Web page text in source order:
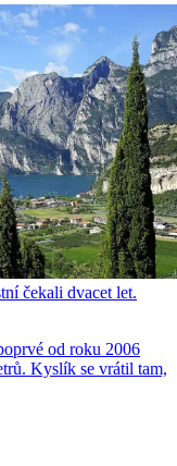
čekali dvacet let.
od roku 2006
Kyslík se vrátil tam,